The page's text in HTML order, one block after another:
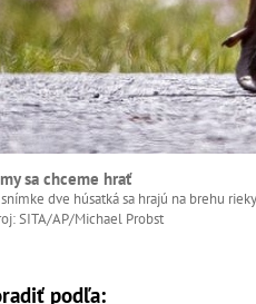
sa chceme hrať
dve húsatká sa hrajú na brehu
SITA/AP/Michael Probst
podľa: